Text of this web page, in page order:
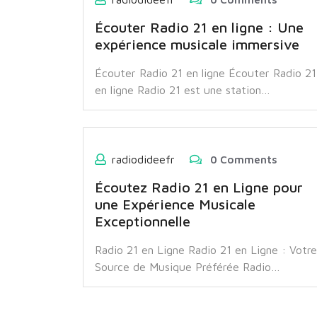
Écouter Radio 21 en ligne : Une
expérience musicale immersive
Écouter Radio 21 en ligne Écouter Radio 21
en ligne Radio 21 est une station…
radiodideefr 0 Comments
Écoutez Radio 21 en Ligne pour
une Expérience Musicale
Exceptionnelle
Radio 21 en Ligne Radio 21 en Ligne : Votre
Source de Musique Préférée Radio…